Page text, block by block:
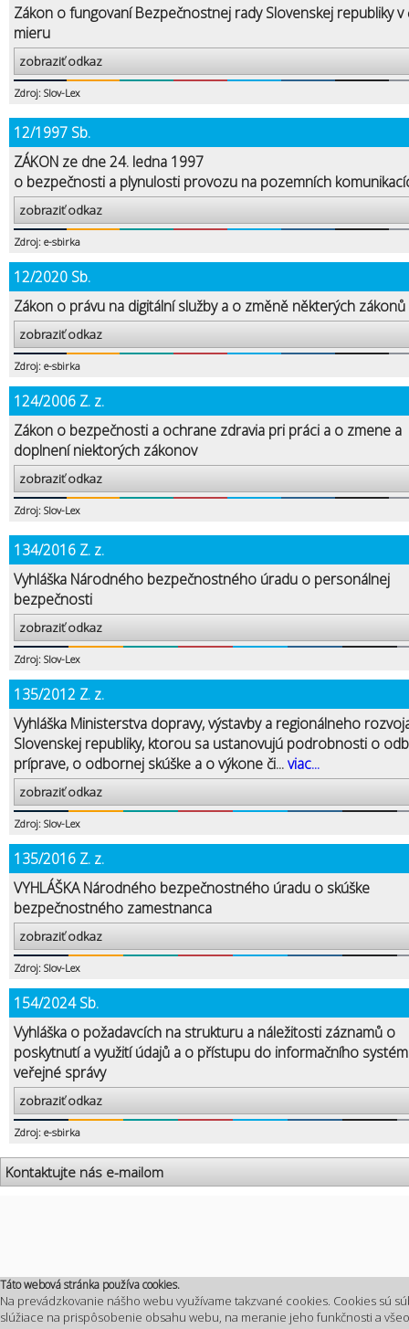
Táto webová stránka používa cookies.
Na prevádzkovanie nášho webu využívame takzvané cookies. Cookies sú
slúžiace na prispôsobenie obsahu webu, na meranie jeho funkčnosti a
Zákon o fungovaní Bezpečnostnej rady Slovenskej republiky v
mieru
zobraziť odkaz
Zdroj: Slov-Lex
12/1997 Sb.
ZÁKON ze dne 24. ledna 1997
o bezpečnosti a plynulosti provozu na pozemních
zobraziť odkaz
Zdroj: e-sbirka
12/2020 Sb.
Zákon o právu na digitální služby a o změně některých zákonů
zobraziť odkaz
Zdroj: e-sbirka
124/2006 Z. z.
Zákon o bezpečnosti a ochrane zdravia pri práci a o zmene a
doplnení niektorých zákonov
zobraziť odkaz
Zdroj: Slov-Lex
134/2016 Z. z.
Vyhláška Národného bezpečnostného úradu o personálnej
bezpečnosti
zobraziť odkaz
Zdroj: Slov-Lex
135/2012 Z. z.
Vyhláška Ministerstva dopravy, výstavby a regionálneho
Slovenskej republiky, ktorou sa ustanovujú podrobnosti o
príprave, o odbornej skúške a o výkone či...viac...
zobraziť odkaz
Zdroj: Slov-Lex
135/2016 Z. z.
VYHLÁŠKA Národného bezpečnostného úradu o skúške
bezpečnostného zamestnanca
zobraziť odkaz
Zdroj: Slov-Lex
154/2024 Sb.
Vyhláška o požadavcích na strukturu a náležitosti záznamů o
poskytnutí a využití údajů a o přístupu do informačního
veřejné správy
zobraziť odkaz
Zdroj: e-sbirka
Kontaktujte nás e-mailom